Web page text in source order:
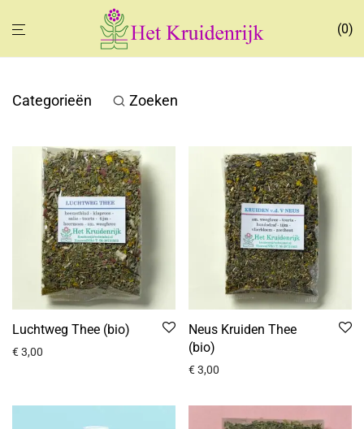
0
Categorieën Zoeken
Luchtweg Thee (bio)
€3,00
Neus Kruiden Thee
(bio)
€3,00